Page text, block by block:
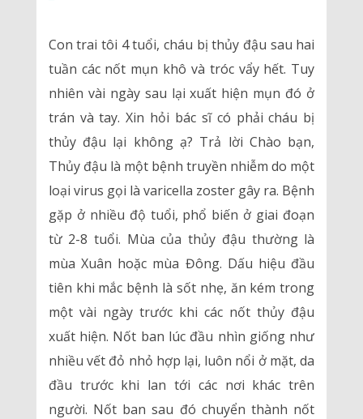
Con trai tôi 4 tuổi, cháu bị thủy đậu sau hai
tuần các nốt mụn khô và tróc vẩy hết. Tuy
nhiên vài ngày sau lại xuất hiện mụn đó ở
trán và tay. Xin hỏi bác sĩ có phải cháu bị
thủy đậu lại không ạ? Trả lời Chào bạn,
Thủy đậu là một bệnh truyền nhiễm do một
loại virus gọi là varicella zoster gây ra. Bệnh
gặp ở nhiều độ tuổi, phổ biến ở giai đoạn
từ 2-8 tuổi. Mùa của thủy đậu thường là
mùa Xuân hoặc mùa Đông. Dấu hiệu đầu
tiên khi mắc bệnh là sốt nhẹ, ăn kém trong
một vài ngày trước khi các nốt thủy đậu
xuất hiện. Nốt ban lúc đầu nhìn giống như
nhiều vết đỏ nhỏ hợp lại, luôn nổi ở mặt, da
đầu trước khi lan tới các nơi khác trên
người. Nốt ban sau đó chuyển thành nốt